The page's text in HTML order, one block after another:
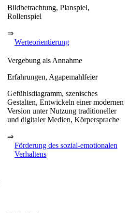
Bildbetrachtung, Planspiel,
Rollenspiel
⇒
Werteorientierung
Vergebung als Annahme
Erfahrungen, Agapemahlfeier
Gefühlsdiagramm, szenisches
Gestalten, Entwickeln einer modernen
Version unter Nutzung traditioneller
und digitaler Medien, Körpersprache
⇒
Förderung des sozial-emotionalen
Verhaltens